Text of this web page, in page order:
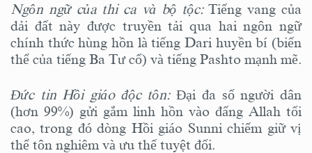
Ngôn ngữ của thi ca và bộ tộc:Tiếng vang của
dải đất này được truyền tải qua hai ngôn ngữ
chính thức hùng hồn là tiếng Dari huyền bí (biến
thể của tiếng Ba Tư cổ) và tiếng Pashto mạnh mẽ.
Đức tin Hồi giáo độc tôn:Đại đa số người dân
(hơn 99%) gửi gắm linh hồn vào đấng Allah tối
cao, trong đó dòng Hồi giáo Sunni chiếm giữ vị
thế tôn nghiêm và ưu thế tuyệt đối.